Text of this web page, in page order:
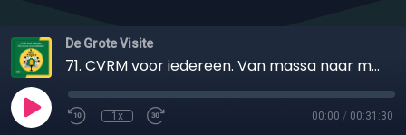
De Grote Visite
71. CVRM voor iedereen. Van massa naar maatwerk!
1x 00:00 / 00:31:30